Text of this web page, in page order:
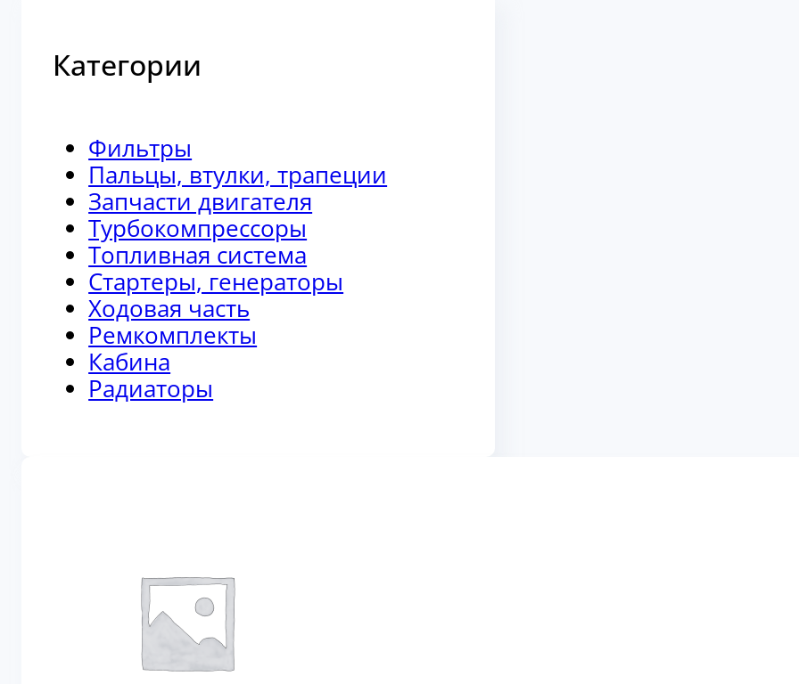
Категории
Фильтры
Пальцы, втулки, трапеции
Запчасти двигателя
Турбокомпрессоры
Топливная система
Стартеры, генераторы
Ходовая часть
Ремкомплекты
Кабина
Радиаторы